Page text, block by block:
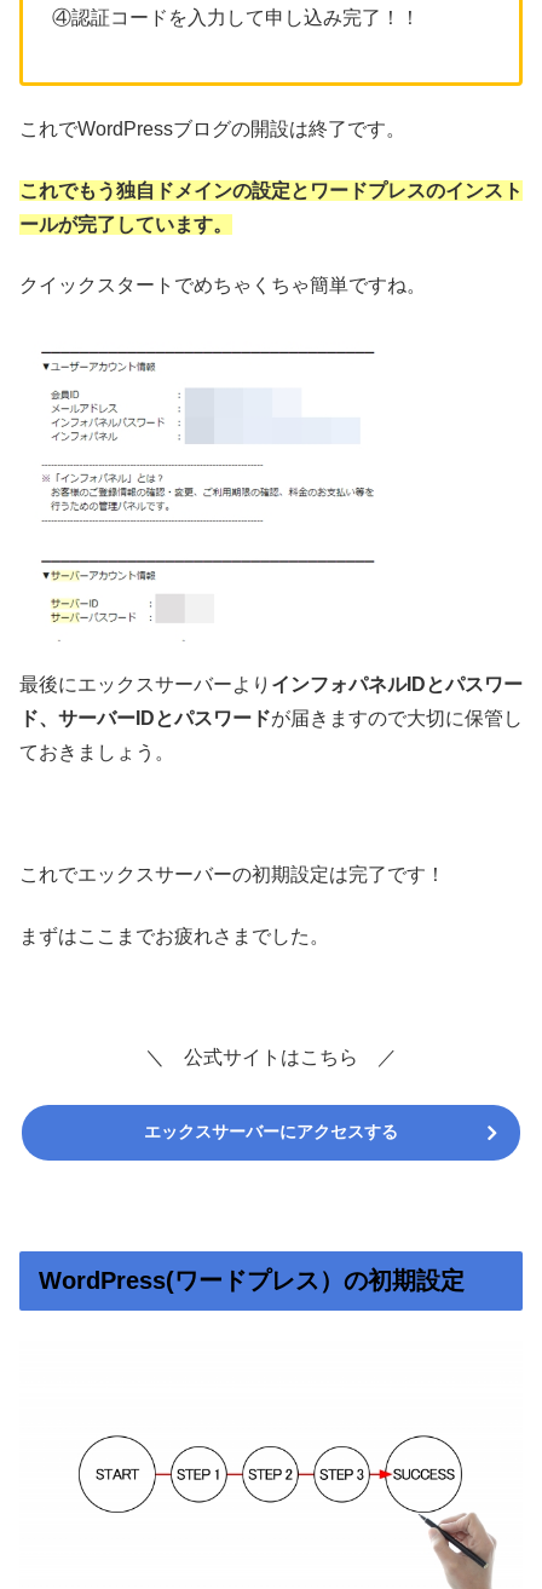
④認証コードを入力して申し込み完了！！
これでWordPressブログの開設は終了です。
これでもう独自ドメインの設定とワードプレスのインスト
ールが完了しています。
クイックスタートでめちゃくちゃ簡単ですね。
最後にエックスサーバーより インフォパネルIDとパスワー
ド、サーバーIDとパスワードが届きますので大切に保管し
ておきましょう。
これでエックスサーバーの初期設定は完了です！
まずはここまでお疲れさまでした。
＼ 公式サイトはこちら ／
エックスサーバーにアクセスする
WordPress(ワードプレス）の初期設定